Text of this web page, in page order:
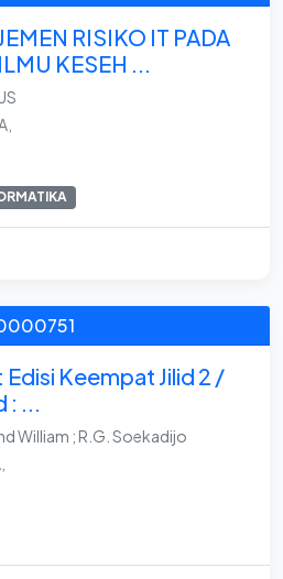
RISIKO IT PADA
KESEH ...
Edisi Keempat Jilid 2 /
...
William ; R.G. Soekadijo